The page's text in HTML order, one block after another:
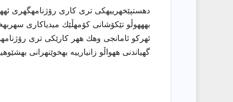
دهستپێخهرییهكی تری كاری رۆژنامهگهری
بهههوڵو تێكۆشانی كۆمهڵێك میدیاكاری
ئهركو ئامانجی وهك ههر كارێكی تری
گهیاندنی ههواڵو زانیارییه بهخوێنهرانی